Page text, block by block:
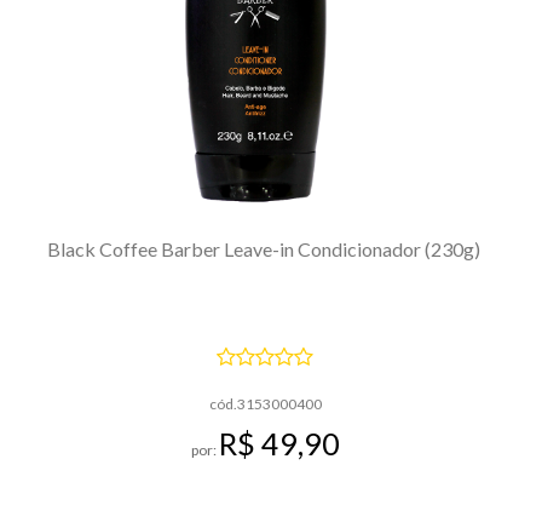
Black Coffee Barber Leave-in Condicionador (230g)
cód.3153000400
por: R$ 49,90